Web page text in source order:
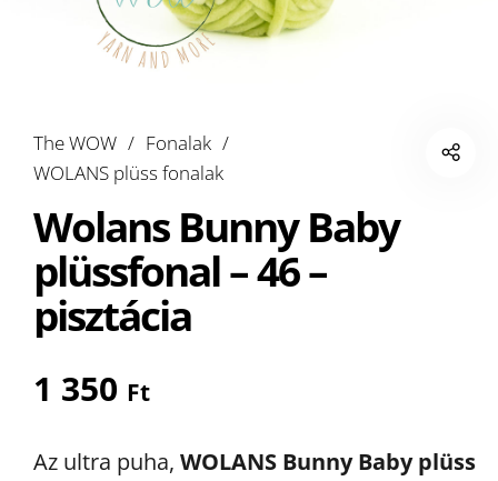
The WOW / Fonalak /
WOLANS plüss fonalak
Wolans Bunny Baby
plüssfonal – 46 –
pisztácia
1 350 Ft
Az ultra puha, WOLANS Bunny Baby plüss